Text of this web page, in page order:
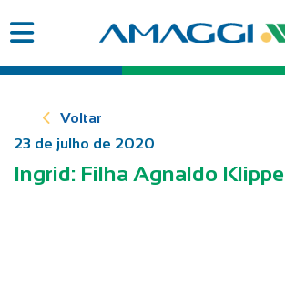
Voltar
23 de julho de 2020
Ingrid: Filha Agnaldo